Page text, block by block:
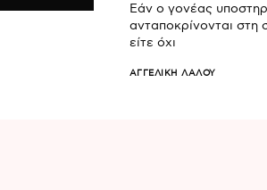
Εάν ο γονέας
ανταποκρίνονται στη
είτε όχι
ΑΓΓΕΛΙΚΉ ΛΆΛΟΥ